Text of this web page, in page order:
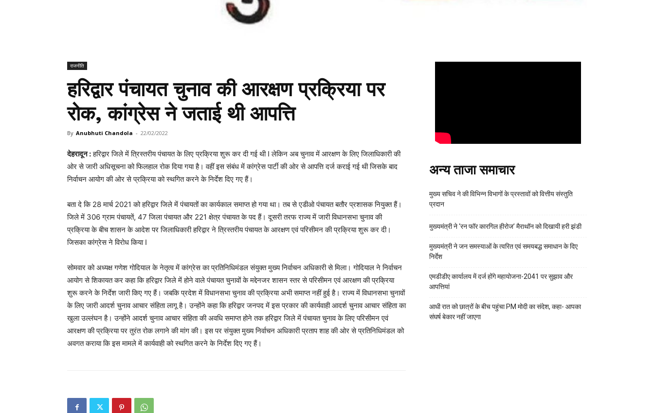
राजनीति
हरिद्वार पंचायत चुनाव की आरक्षण प्रक्रिया पर
रोक, कांग्रेस ने जताई थी आपत्ति
By Anubhuti Chandola - 22/02/2022
देहरादून :हरिद्वार जिले में त्रिस्तरीय पंचायत के लिए प्रक्रिया शुरू कर दी गई थी I लेकिन अब चुनाव में आरक्षण के लिए जिलाधिकारी की
ओर से जारी अधिसूचना को फिलहाल रोक दिया गया है। वहीं इस संबंध में कांग्रेस पार्टी की ओर से आपत्ति दर्ज कराई गई थी जिसके बाद
निर्वाचन आयोग की ओर से प्रक्रिया को स्थगित करने के निर्देश दिए गए हैं।
बता दे कि 28 मार्च 2021 को हरिद्वार जिले में पंचायतों का कार्यकाल समाप्त हो गया था। तब से एडीओ पंचायत बतौर प्रशासक नियुक्त हैं।
जिले में 306 ग्राम पंचायतें, 47 जिला पंचायत और 221 क्षेत्र पंचायत के पद हैं। दूसरी तरफ राज्य में जारी विधानसभा चुनाव की
प्रक्रिया के बीच शासन के आदेश पर जिलाधिकारी हरिद्वार ने त्रिस्तरीय पंचायत के आरक्षण एवं परिसीमन की प्रक्रिया शुरू कर दी।
जिसका कांग्रेस ने विरोध किया I
सोमवार को अध्यक्ष गणेश गोदियाल के नेतृत्व में कांग्रेस का प्रतिनिधिमंडल संयुक्त मुख्य निर्वाचन अधिकारी से मिला। गोदियाल ने निर्वाचन
आयोग से शिकायत कर कहा कि हरिद्वार जिले में होने वाले पंचायत चुनावों के मद्देनजर शासन स्तर से परिसीमन एवं आरक्षण की प्रक्रिया
शुरू करने के निर्देश जारी किए गए हैं। जबकि प्रदेश में विधानसभा चुनाव की प्रक्रिया अभी समाप्त नहीं हुई है। राज्य में विधानसभा चुनावों
के लिए जारी आदर्श चुनाव आचार संहिता लागू है। उन्होंने कहा कि हरिद्वार जनपद में इस प्रकार की कार्यवाही आदर्श चुनाव आचार संहिता का
खुला उल्लंघन है। उन्होंने आदर्श चुनाव आचार संहिता की अवधि समाप्त होने तक हरिद्वार जिले में पंचायत चुनाव के लिए परिसीमन एवं
आरक्षण की प्रक्रिया पर तुरंत रोक लगाने की मांग की। इस पर संयुक्त मुख्य निर्वाचन अधिकारी प्रताप शाह की ओर से प्रतिनिधिमंडल को
अवगत कराया कि इस मामले में कार्यवाही को स्थगित करने के निर्देश दिए गए हैं।
अन्य ताजा समाचार
मुख्य सचिव ने की विभिन्न विभागों के प्रस्तावों को वित्तीय संस्तुति
प्रदान
मुख्यमंत्री ने ‘रन फॉर कारगिल हीरोज’ मैराथॉन को दिखायी हरी झंडी
मुख्यमंत्री ने जन समस्याओं के त्वरित एवं समयबद्ध समाधान के दिए
निर्देश
एमडीडीए कार्यालय में दर्ज होंगे महायोजना-2041 पर सुझाव और
आपत्तियां
आधी रात को छात्रों के बीच पहुंचा PM मोदी का संदेश, कहा- आपका
संघर्ष बेकार नहीं जाएगा